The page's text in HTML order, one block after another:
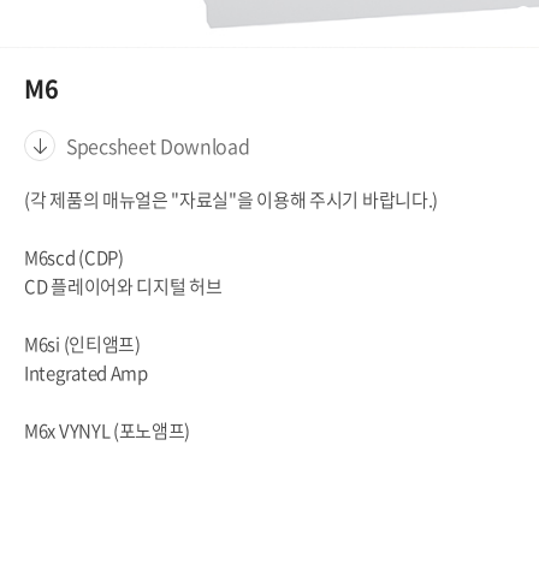
M6
Specsheet Download
(각 제품의 매뉴얼은 "자료실"을 이용해 주시기 바랍니다.)
M6scd (CDP)
CD 플레이어와 디지털 허브
M6si (인티앰프)
Integrated Amp
M6x VYNYL (포노앰프)